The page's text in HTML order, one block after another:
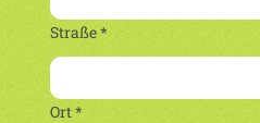
Straße *
Ort *